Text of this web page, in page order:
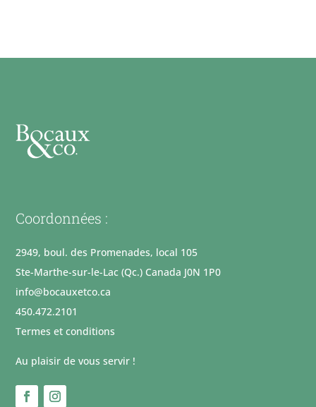
Coordonnées :
2949, boul. des Promenades, local 105
Ste-Marthe-sur-le-Lac (Qc.) Canada J0N 1P0
info@bocauxetco.ca
450.472.2101
Termes et conditions
Au plaisir de vous servir !